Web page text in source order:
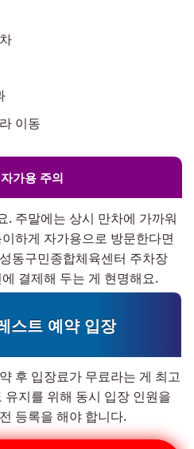
이동
가용 주의
. 주말에는 상시 만차에 가까워
하게 자가용으로 방문한다면
동구민종합체육센터 주차장
결제해 두는 게 현명해요.
스트 예약 입장
후 입장료가 무료라는 게 최고
지를 위해 동시 입장 인원을
등록을 해야 합니다.